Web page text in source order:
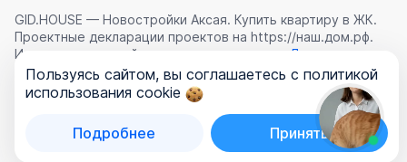
GID.HOUSE — Новостройки Аксая. Купить квартиру в ЖК.
Проектные декларации проектов на https://наш.дом.рф.
Использование сайта означает согласие с
Лицензионным
соглашением ,Политикой конфиденциальностии
Политикой обработки персональных данных
ООО «ГИД.ХАУЗ»
Пользуясь сайтом, вы соглашаетесь с политикой
использования cookie
Подробнее Принять